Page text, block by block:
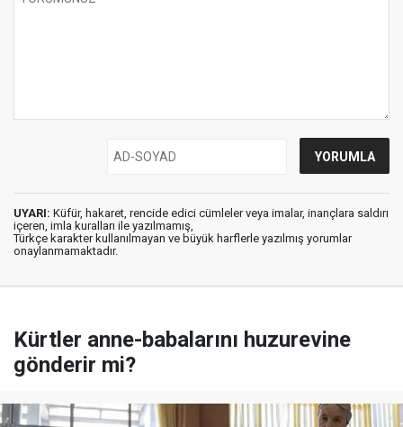
UYARI: Küfür, hakaret, rencide edici cümleler veya imalar, inançlara saldırı
içeren, imla kuralları ile yazılmamış,
Türkçe karakter kullanılmayan ve büyük harflerle yazılmış yorumlar
onaylanmamaktadır.
Kürtler anne-babalarını huzurevine
gönderir mi?